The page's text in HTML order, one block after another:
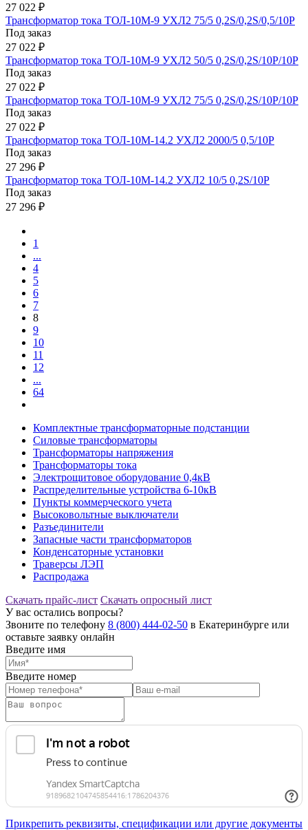
27 022 ₽
Трансформатор тока ТОЛ-10М-9 УХЛ2 75/5 0,2S/0,2S/0,5/10Р
Под заказ
27 022 ₽
Трансформатор тока ТОЛ-10М-9 УХЛ2 50/5 0,2S/0,2S/10Р/10Р
Под заказ
27 022 ₽
Трансформатор тока ТОЛ-10М-9 УХЛ2 75/5 0,2S/0,2S/10Р/10Р
Под заказ
27 022 ₽
Трансформатор тока ТОЛ-10М-14.2 УХЛ2 2000/5 0,5/10Р
Под заказ
27 296 ₽
Трансформатор тока ТОЛ-10М-14.2 УХЛ2 10/5 0,2S/10Р
Под заказ
27 296 ₽
1
...
4
5
6
7
8
9
10
11
12
...
64
Комплектные трансформаторные подстанции
Силовые трансформаторы
Трансформаторы напряжения
Трансформаторы тока
Электрощитовое оборудование 0,4кВ
Распределительные устройства 6-10кВ
Пункты коммерческого учета
Высоковольтные выключатели
Разъединители
Запасные части трансформаторов
Конденсаторные установки
Траверсы ЛЭП
Распродажа
Скачать прайс-лист Скачать опросный лист
У вас остались вопросы?
Звоните по телефону 8 (800) 444-02-50 в Екатеринбурге или
оставьте заявку онлайн
Введите имя
Введите номер
Прикрепить реквизиты, спецификации или другие документы